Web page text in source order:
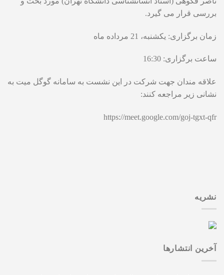
بررسی قرار می گیرد.
زمان برگزاری: یکشنبه، 21 مرداده ماه
ساعت برگزاری: 16:30
علاقه مندان جهت شرکت در این نشست به سامانه گوگل میت به
نشانی زیر مراجعه کنند:
https://meet.google.com/goj-tgxt-qfr
نشریه
آخرین انتشار‌ها